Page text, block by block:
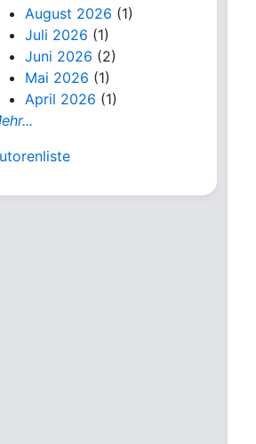
August 2026 (1)
Juli 2026 (1)
Juni 2026 (2)
Mai 2026 (1)
April 2026 (1)